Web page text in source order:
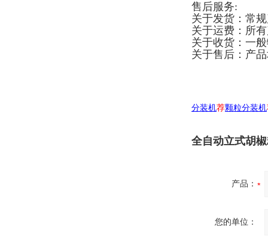
售后服务:
关于发货：常
关于运费：所
关于收货：一
关于售后：产
分装机荐颗粒分装机
全自动立式胡
产品：
您的单位：